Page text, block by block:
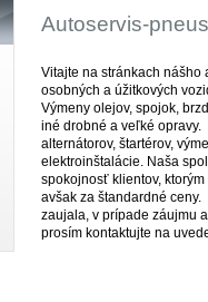
Autoservis-
Vitajte na stránkach nášho
osobných a úžitkových
Výmeny olejov, spojok,
iné drobné a veľké
alternátorov, štartérov,
elektroinštalácie. Naša
spokojnosť klientov,
avšak za štandardné
zaujala, v prípade záujmu
prosím kontaktujte na